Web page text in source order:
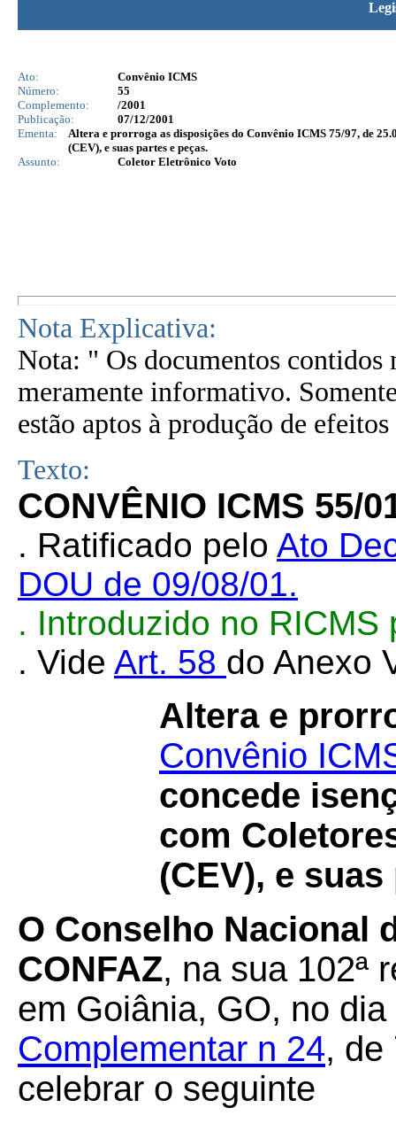
Ato:
Convênio ICMS
Número:
55
Complemento:
/2001
Publicação:
07/12/2001
Ementa:
Altera e prorroga as disposições do Convênio ICMS 75/97, de
(CEV), e suas partes e peças.
Assunto:
Coletor Eletrônico Voto
Nota Explicativa:
Nota: " Os documentos contidos
meramente informativo.
estão aptos à produção de
Texto:
CONVÊNIO ICMS 55/
. Ratificado pelo Ato
DOU de 09/08/01.
. Introduzido no
. Vide Art. 58 do Anexo
Altera e
Convênio
concede
com
(CEV), e
O Conselho Nacional
CONFAZ, na sua 102ª
em Goiânia, GO, no
Complementar n 24, de
celebrar o seguinte